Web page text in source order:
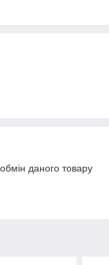
даного товару